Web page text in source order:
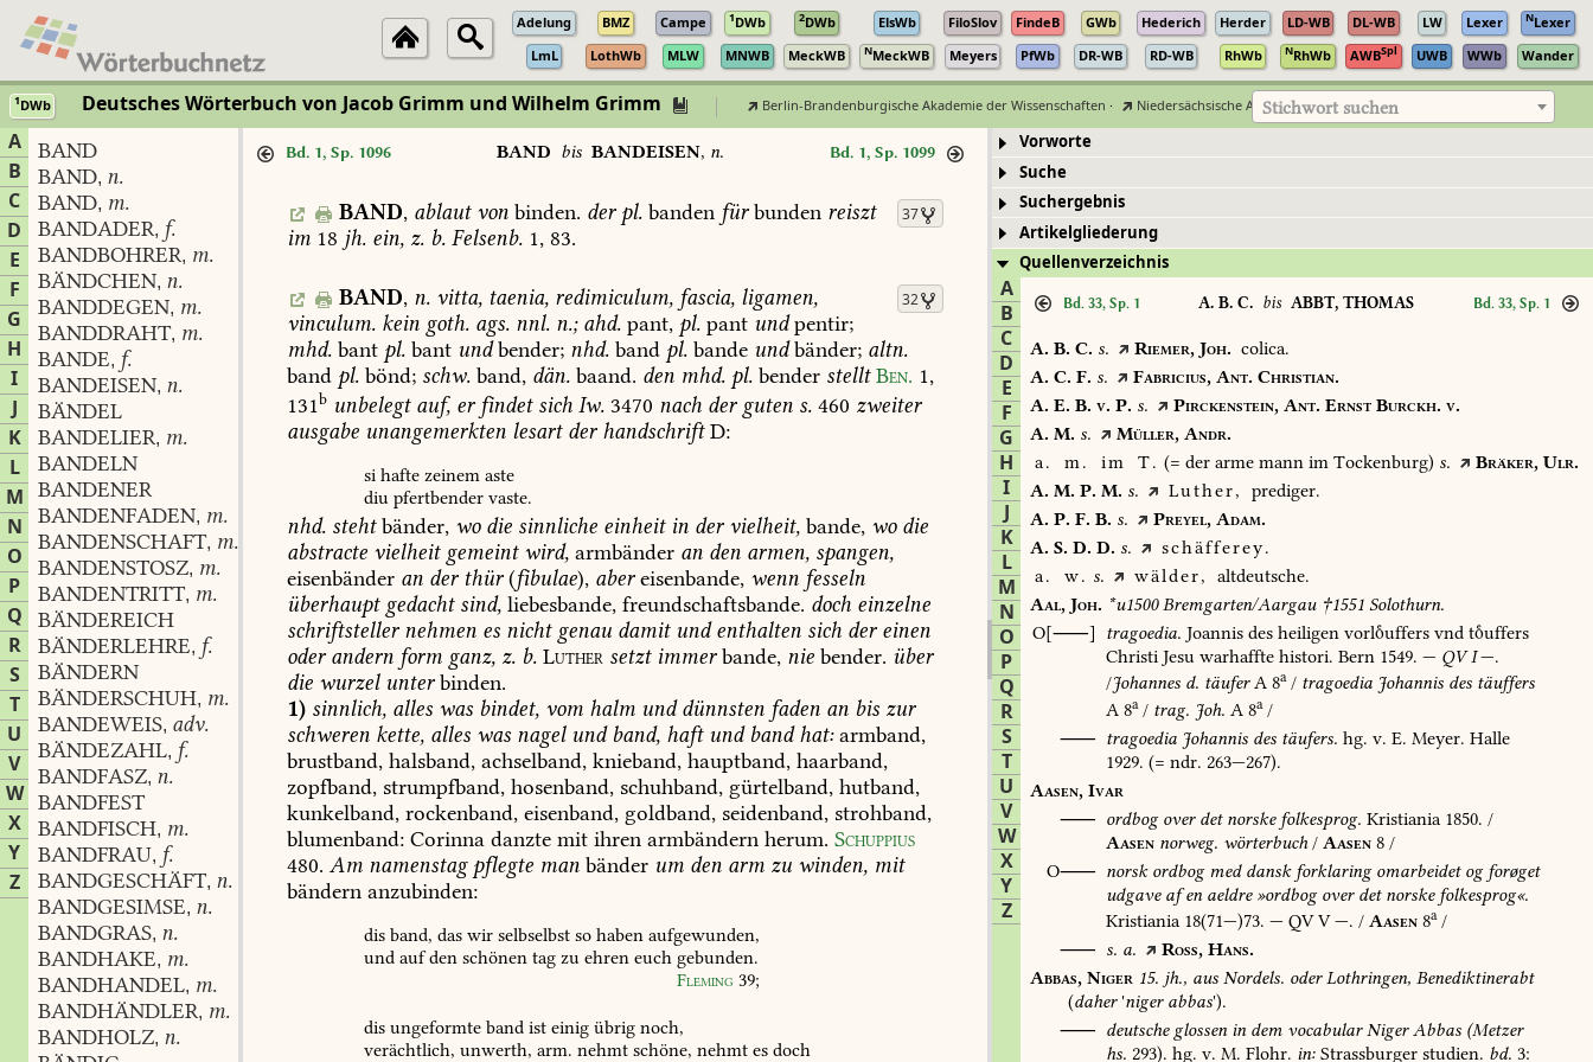
Adelung BMZ Campe 1DWb 2DWb ElsWb FiloSlov FindeB GWb Hederich Herder LD-WB DL-WB LW Lexer NLexer
LmL
LothWb MLW MNWB MeckWB NMeckWB Meyers PfWb DR-WB RD-WB RhWb NRhWb AWBSpl UWB WWb Wander
1DWb Deutsches Wörterbuch von Jacob Grimm und Wilhelm Grimm Berlin-Brandenburgische Akademie der Wissenschaften · Niedersächsische Akademie der Wissenschaften zu Göttingen
Stichwort suchen
A
B
C
D
E
F
G
H
I
J
K
L
M
N
O
P
Q
R
S
T
U
V
W
X
Y
Z
BAND
BAND, n.
BAND, m.
BANDADER, f.
BANDBOHRER, m.
BÄNDCHEN, n.
BANDDEGEN, m.
BANDDRAHT, m.
BANDE, f.
BANDEISEN, n.
BÄNDEL
BANDELIER, m.
BANDELN
BANDENER
BANDENFADEN, m.
BANDENSCHAFT, m.
BANDENSTOSZ, m.
BANDENTRITT, m.
BÄNDEREICH
BÄNDERLEHRE, f.
BÄNDERN
BÄNDERSCHUH, m.
BANDEWEIS, adv.
BÄNDEZAHL, f.
BANDFASZ, n.
BANDFEST
BANDFISCH, m.
BANDFRAU, f.
BANDGESCHÄFT, n.
BANDGESIMSE, n.
BANDGRAS, n.
BANDHAKE, m.
BANDHANDEL, m.
BANDHÄNDLER, m.
BANDHOLZ, n.
Bd. 1, Sp. 1096 BAND bis BANDEISEN, n. Bd. 1, Sp. 1099
37
BAND, ablautvonbinden. derpl.banden fürbunden reiszt
im 18 jh. ein, z. b. Felsenb. 1, 83.
32
BAND, n. vitta,taenia,redimiculum,fascia,ligamen,
vinculum. kein goth. ags. nnl. n.;ahd. pant, pl. pant undpentir;
mhd. bant pl. bant undbender; nhd. band pl. bande undbänder; altn.
band pl. bönd; schw. band, dän. baand. den mhd. pl. bender stellt Ben. 1,
131b unbelegtauf, erfindetsich Iw. 3470 nach derguten s. 460 zweiter
ausgabe unangemerkten lesartderhandschriftD:
si hafte zeinem aste
diu pfertbender vaste.
nhd. stehtbänder, wodie sinnliche einheitin dervielheit, bande, wodie
abstracte vielheitgemeintwird, armbänder an den armen, spangen,
eisenbänder an derthür(fibulae), abereisenbande, wenn fesseln
überhauptgedachtsind, liebesbande, freundschaftsbande. doch einzelne
schriftstellernehmen es nichtgenau damitundenthalten sich dereinen
oderandern form ganz, z. b. Luther setztimmerbande, nie bender. über
die wurzelunterbinden.
1) sinnlich, alles was bindet, vom halm unddünnsten faden an bis zur
schweren kette, alles was nagelundband, haftundbandhat:armband,
brustband, halsband, achselband, knieband, hauptband, haarband,
zopfband, strumpfband, hosenband, schuhband, gürtelband, hutband,
kunkelband, rockenband, eisenband, goldband, seidenband, strohband,
blumenband: Corinna danzte mit ihren armbändern herum. Schuppius
480. Am namenstagpflegte man bänder um den arm zu winden, mit
bändern anzubinden:
dis band, das wir selbselbst so haben aufgewunden,
und aufden schönen tag zu ehren euch gebunden.
Fleming 39;
dis ungeformte band ist einig übrig noch,
verächtlich, unwerth, arm. nehmt schöne, nehmt es doch
Vorworte
Suche
Suchergebnis
Artikelgliederung
Quellenverzeichnis
A
B
C
D
E
F
G
H
I
J
K
L
M
N
O
P
Q
R
S
T
U
V
W
X
Y
Z
Bd. 33, Sp. 1 A. B. C. bis ABBT, THOMAS Bd. 33, Sp. 1
A. B. C. s. Riemer, Joh. colica.
A. C. F. s. Fabricius, Ant. Christian.
A. E. B. v. P. s. Pirckenstein, Ant. ErnstBurckh. v.
A. M. s. Müller, Andr.
a.
m. im T. (= der arme mann im Tockenburg) s. Bräker, Ulr.
A. M. P. M. s. Luther,
prediger.
A. P. F. B. s. Preyel, Adam.
A. S. D. D. s.
schäfferey.
a.
w. s. wälder,
altdeutsche.
Aal, Joh. *u1500Bremgarten/Aargau†1551 Solothurn.
O[⸺]
tragoedia. Joannis des heiligen vorluffers vnd tuffers
Christi Jesu warhaffte histori. Bern 1549. — QVI—.
/Johannes d. täuferA 8a/ tragoedia Johannis des täuffers
A 8a/ trag. Joh. A 8a/
⸺ tragoedia Johannis des täufers. hg. v. E. Meyer. Halle
1929. (= ndr. 263—267).
Aasen, Ivar
⸺ ordbogoverdetnorskefolkesprog. Kristiania 1850. /
Aasen norweg. wörterbuch/ Aasen 8 /
O⸺ norskordbogmeddanskforklaringomarbeidetogforøget
udgaveafenaeldre»ordbogoverdetnorskefolkesprog«.
Kristiania 18(71—)73. — QVV—. / Aasen 8a/
⸺ s. a. Ross, Hans.
Abbas, Niger 15. jh., aus Nordels. oderLothringen, Benediktinerabt
(daher'nigerabbas').
⸺ deutscheglossenindem vocabularNigerAbbas (Metzer
hs. 293). hg. v. M. Flohr. in: Strassburger studien. bd. 3: